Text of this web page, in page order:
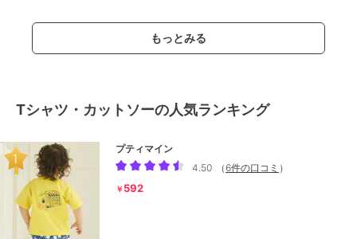
もっとみる
Tシャツ・カットソーの人気ランキング
プティマイン
4.50
（6件の口コミ ）
￥ 592